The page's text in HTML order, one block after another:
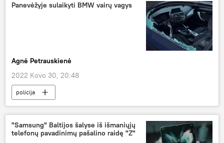
Panevėžyje sulaikyti BMW vairų vagys
Agnė Petrauskienė
2022 Kovo 30, 20:48
policija
"Samsung" Baltijos šalyse iš išmaniųjų
telefonų pavadinimų pašalino raidę "Z"